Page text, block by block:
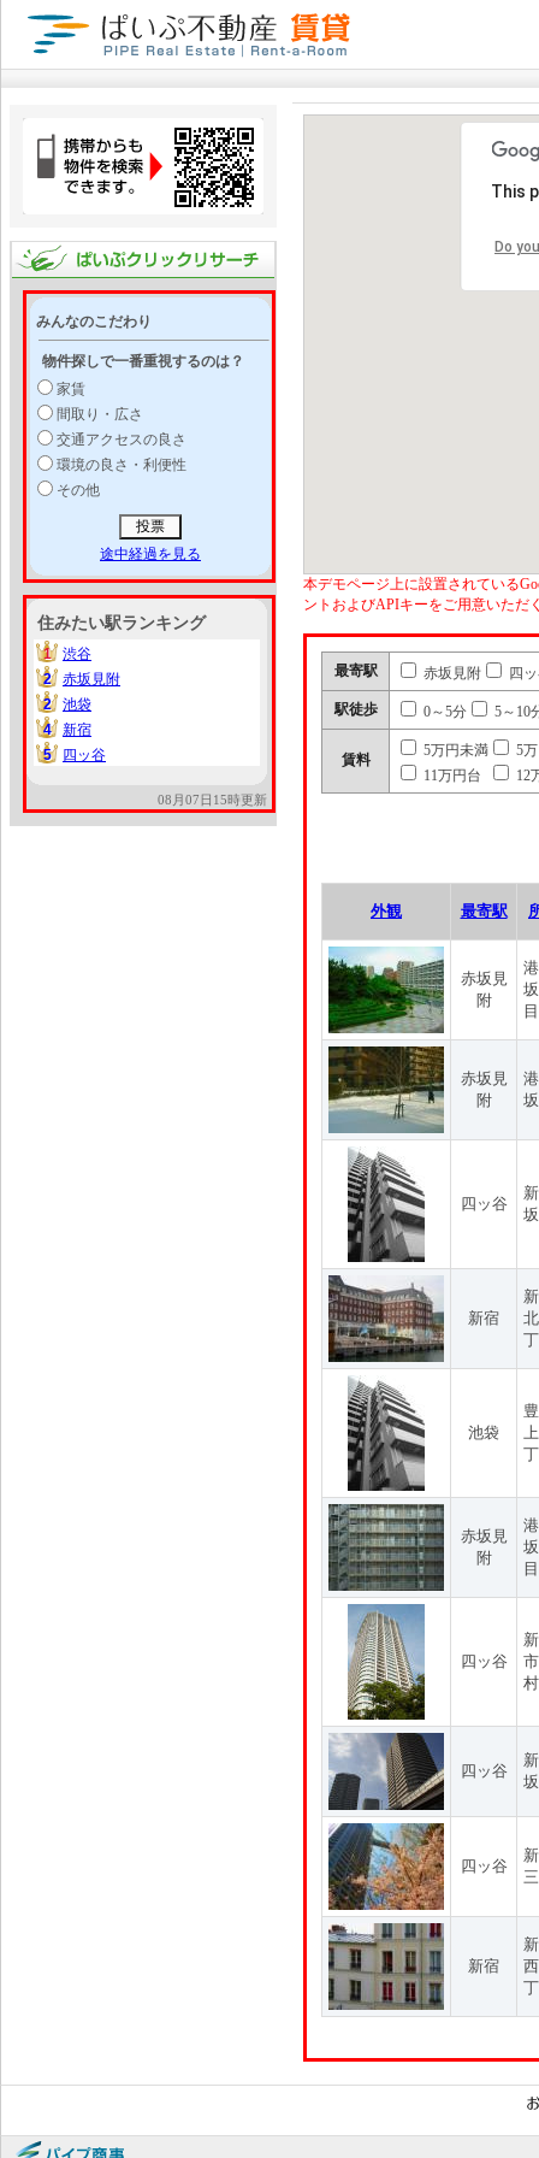
みんなのこだわり
物件探しで一番重視するのは？
家賃
間取り・広さ
交通アクセスの良さ
環境の良さ・利便性
その他
途中経過を見る
住みたい駅ランキング
1
1
渋谷
2
2
赤坂見附
2
2
池袋
4
4
新宿
5
5 四ッ谷
08月07日15時更新
This
Do
本デモページ上に設置されている
ントおよびAPIキーをご用意いただ
最寄駅 赤坂見附 四
駅徒歩 0～5分 5～10
賃料
5万円未満
5
11万円台
12
外観 最寄駅
赤坂見
附
目
赤坂見
附
四ッ谷
新宿
池袋
赤坂見
附
目
四ッ谷
四ッ谷
四ッ谷
新宿